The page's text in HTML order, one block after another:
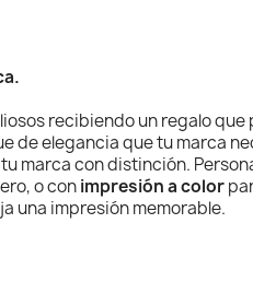
recibiendo un regalo
de elegancia que tu marca
marca con distinción.
o conimpresión a color
una impresión memorable.